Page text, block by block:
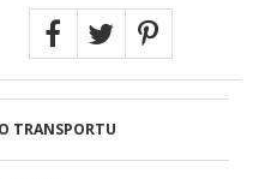
TRANSPORTU